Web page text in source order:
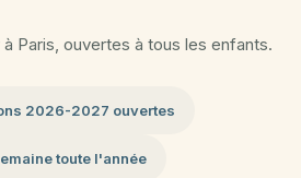
Paris, ouvertes à tous les enfants.
2026-2027 ouvertes
toute l'année